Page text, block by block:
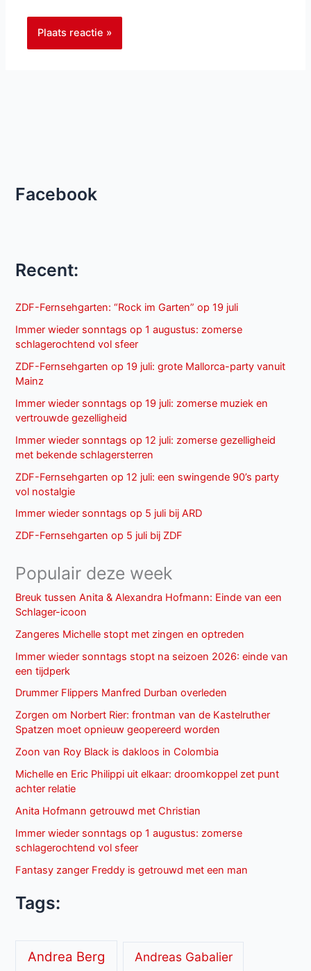
Facebook
Recent:
ZDF-Fernsehgarten: “Rock im Garten” op 19 juli
Immer wieder sonntags op 1 augustus: zomerse
schlagerochtend vol sfeer
ZDF-Fernsehgarten op 19 juli: grote Mallorca-party vanuit
Mainz
Immer wieder sonntags op 19 juli: zomerse muziek en
vertrouwde gezelligheid
Immer wieder sonntags op 12 juli: zomerse gezelligheid
met bekende schlagersterren
ZDF-Fernsehgarten op 12 juli: een swingende 90’s party
vol nostalgie
Immer wieder sonntags op 5 juli bij ARD
ZDF-Fernsehgarten op 5 juli bij ZDF
Populair deze week
Breuk tussen Anita & Alexandra Hofmann: Einde van een
Schlager-icoon
Zangeres Michelle stopt met zingen en optreden
Immer wieder sonntags stopt na seizoen 2026: einde van
een tijdperk
Drummer Flippers Manfred Durban overleden
Zorgen om Norbert Rier: frontman van de Kastelruther
Spatzen moet opnieuw geopereerd worden
Zoon van Roy Black is dakloos in Colombia
Michelle en Eric Philippi uit elkaar: droomkoppel zet punt
achter relatie
Anita Hofmann getrouwd met Christian
Immer wieder sonntags op 1 augustus: zomerse
schlagerochtend vol sfeer
Fantasy zanger Freddy is getrouwd met een man
Tags:
Andrea Berg Andreas Gabalier